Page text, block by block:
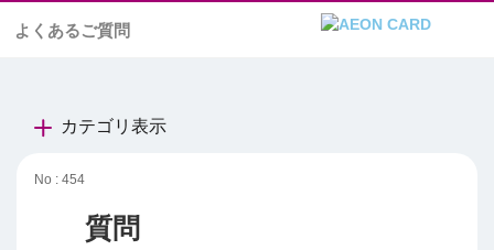
よくあるご質問
カテゴリ表示
No : 454